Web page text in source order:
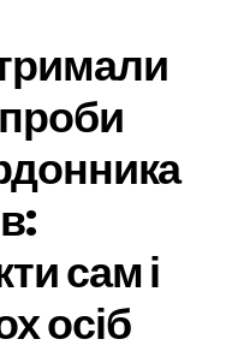
сам і
осіб